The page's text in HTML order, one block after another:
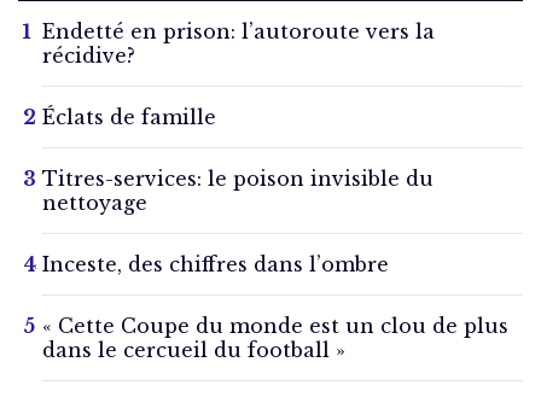
Endetté en prison: l’autoroute vers la
récidive?
Éclats de famille
Titres-services: le poison invisible du
nettoyage
Inceste, des chiffres dans l’ombre
« Cette Coupe du monde est un clou de plus
dans le cercueil du football »